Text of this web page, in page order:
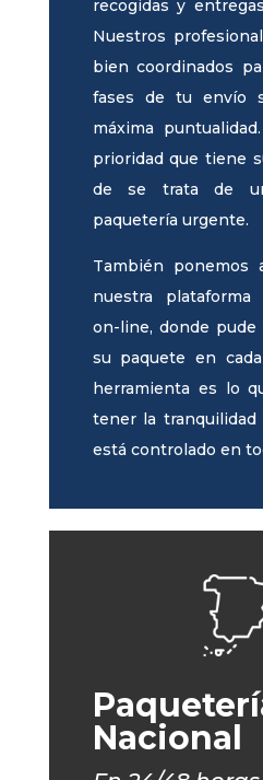
recogidas y
Nuestros
bien coordinados
fases de tu envío
máxima
prioridad que tiene
de se trata de
paquetería urgente.
También ponemos
nuestra
on-line, donde
su paquete en
herramienta es lo
tener la
está controlado en
Nacional